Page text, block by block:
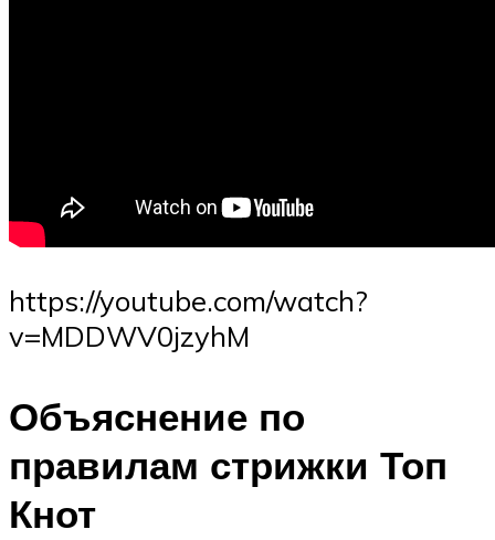
https://youtube.com/watch?
v=MDDWV0jzyhM
Объяснение по
правилам стрижки Топ
Кнот